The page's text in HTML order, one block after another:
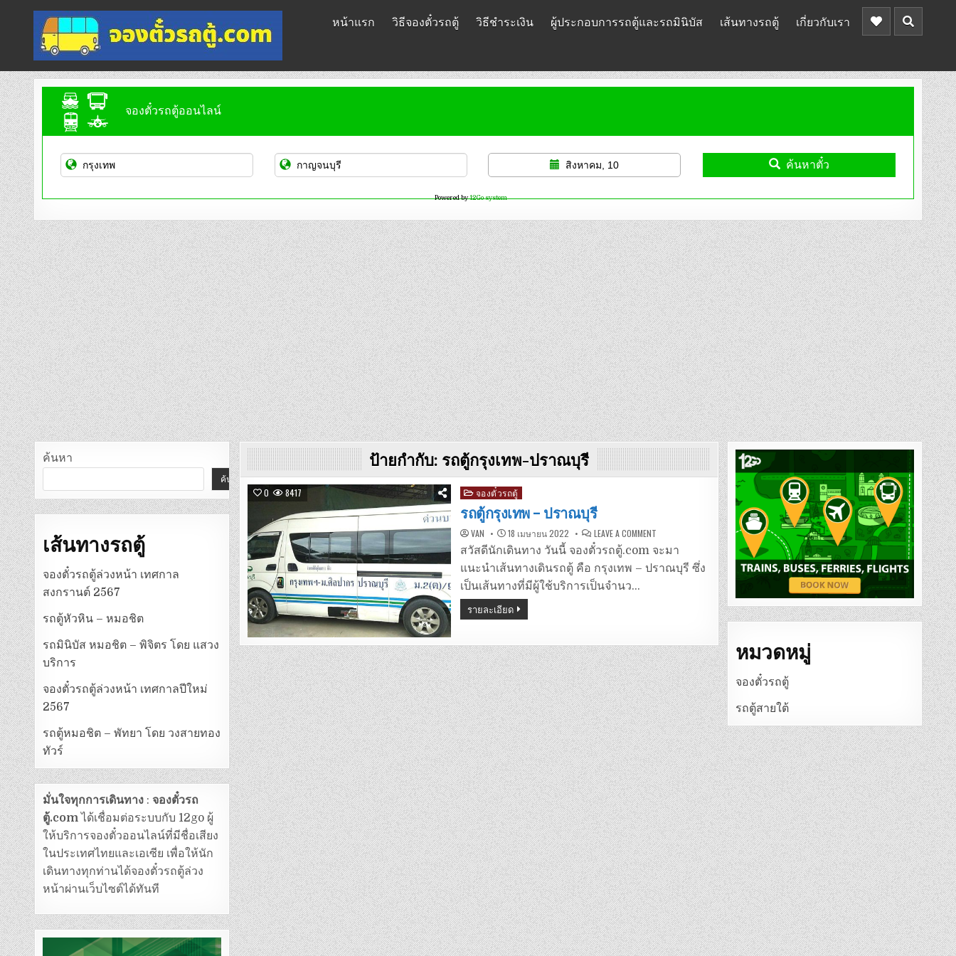
content
จองตั๋วรถตู้ออนไลน์
บริการจองตั๋วรถตู้ออนไลน์
หน้าแรก วิธีจองตั๋วรถตู้ วิธีชำระเงิน ผู้ประกอบการรถตู้และรถมินิบัส เส้นทางรถตู้ เกี่ยวกับเรา
จองตั๋วรถตู้ออนไลน์
สิงหาคม, 10 ค้นหาตั๋ว
Powered by12Go system
ป้ายกำกับ: รถตู้กรุงเทพ-ปราณบุรี
0 8417
Posted
in
จองตั๋วรถตู้
รถตู้กรุงเทพ – ปราณบุรี
VAN 18 เมษายน 2022 LEAVE A COMMENT
ตู้
กรุงเทพ
–
ปราณบุรี
สวัสดีนักเดินทาง วันนี้ จองตั๋วรถตู้.com จะมา
แนะนำเส้นทางเดินรถตู้ คือ กรุงเทพ – ปราณบุรี ซึ่ง
เป็นเส้นทางที่มีผู้ใช้บริการเป็นจำนว…
รายละเอียด
ค้นหา
ค้นหา
เส้นทางรถตู้
จองตั๋วรถตู้ล่วงหน้า เทศกาล
สงกรานต์ 2567
รถตู้หัวหิน – หมอชิต
รถมินิบัส หมอชิต – พิจิตร โดย แสวง
บริการ
จองตั๋วรถตู้ล่วงหน้า เทศกาลปีใหม่
2567
รถตู้หมอชิต – พัทยา โดย วงสายทอง
ทัวร์
มั่นใจทุกการเดินทาง :จองตั๋วรถ
ตู้.comได้เชื่อมต่อระบบกับ 12go ผู้
ให้บริการจองตั๋วออนไลน์ที่มีชื่อเสียง
ในประเทศไทยและเอเซีย เพื่อให้นัก
เดินทางทุกท่านได้จองตั๋วรถตู้ล่วง
หน้าผ่านเว็บไซต์ได้ทันที
หมวดหมู่
จองตั๋วรถตู้
รถตู้สายใต้